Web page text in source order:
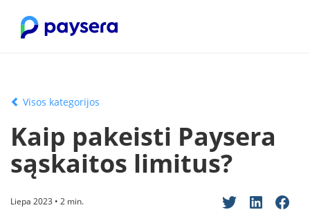
Visos kategorijos
Kaip pakeisti Paysera
sąskaitos limitus?
Liepa 2023 • 2 min.